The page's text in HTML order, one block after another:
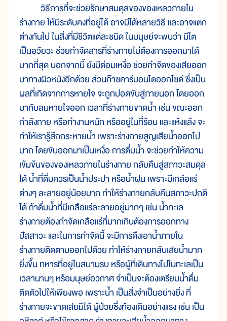
วิธีการที่จะช่วยรักษาสมดุลของของเหลวภายใน
ร่างกาย ให้มีระดับคงที่อยู่ได้ อาจมีได้หลายวิธี และอาจแตก
ต่างกันไป ในสิ่งที่มีชีวิตแต่ละชนิด ในมนุษย์จะพบว่า มีไต
เป็นอวัยวะ ช่วยกำจัดสารที่ร่างกายไม่ต้องการออกมาได้
มากที่สุด นอกจากนี้ ยังมีต่อมเหงื่อ ช่วยกำจัดของเสียออก
มาทางผิวหนังอีกด้วย ส่วนก๊าซคาร์บอนไดออกไซด์ ซึ่งเป็น
ผลที่เกิดจากการหายใจ จะถูกปอดขับสู่ภายนอก โดยออก
มากับลมหายใจออก เวลาที่ร่างกายขาดน้ำ เช่น ขณะออก
กำลังกาย หรือทำงานหนัก หรืออยู่ในที่ร้อน และแห้งแล้ง จะ
ทำให้เรารู้สึกกระหายน้ำ เพราะร่างกายสูญเสียน้ำออกไป
มาก โดยขับออกมาเป็นเหงื่อ การดื่มน้ำ จะช่วยทำให้ความ
เข้มข้นของของเหลวภายในร่างกาย กลับคืนสู่สภาวะสมดุล
ได้ น้ำที่ดื่มควรเป็นน้ำประปา หรือน้ำฝน เพราะมีเกลือแร่
ต่างๆ ละลายอยู่น้อยมาก ทำให้ร่างกายกลับคืนสภาวะปกติ
ได้ ถ้าดื่มน้ำที่มีเกลือแร่ละลายอยู่มากๆ เช่น น้ำทะเล
ร่างกายต้องกำจัดเกลือแร่ที่มากเกินต้องการออกทาง
ปัสสาวะ และในการกำจัดนี้ จะมีการดึงเอาน้ำภายใน
ร่างกายติดตามออกไปด้วย ทำให้ร่างกายกลับเสียน้ำมาก
ยิ่งขึ้น ทหารที่อยู่ในสนามรบ หรือผู้ที่เดินทางไปในทะเลเป็น
เวลานานๆ หรือมนุษย์อวกาศ จำเป็นจะต้องเตรียมน้ำดื่ม
ติดตัวไปให้เพียงพอ เพราะน้ำ เป็นสิ่งจำเป็นอย่างยิ่ง ที่
ร่างกายจะขาดเสียมิได้ ผู้ป่วยซึ่งท้องเดินอย่างแรง เช่น เป็น